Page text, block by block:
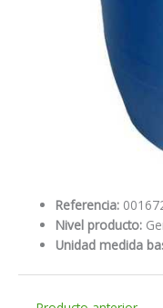
Referencia:
Nivel producto:
Unidad medida